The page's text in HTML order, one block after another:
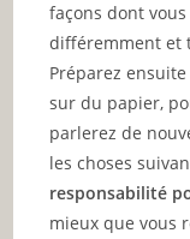
façons dont
différemment et
Préparez
sur du papier,
parlerez de
les choses
responsabilité
mieux que vous